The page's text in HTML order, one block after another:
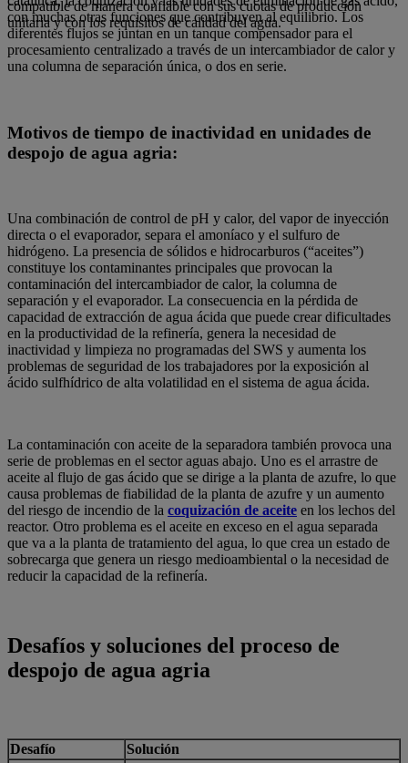
compatible de manera confiable con sus cuotas de producción
unitaria y con los requisitos de calidad del agua.
con muchas otras funciones que contribuyen al equilibrio. Los
diferentes flujos se juntan en un tanque compensador para el
procesamiento centralizado a través de un intercambiador de calor y
una columna de separación única, o dos en serie.
Motivos de tiempo de inactividad en unidades de
despojo de agua agria:
Una combinación de control de pH y calor, del vapor de inyección
directa o el evaporador, separa el amoníaco y el sulfuro de
hidrógeno. La presencia de sólidos e hidrocarburos (“aceites”)
constituye los contaminantes principales que provocan la
contaminación del intercambiador de calor, la columna de
separación y el evaporador. La consecuencia en la pérdida de
capacidad de extracción de agua ácida que puede crear dificultades
en la productividad de la refinería, genera la necesidad de
inactividad y limpieza no programadas del SWS y aumenta los
problemas de seguridad de los trabajadores por la exposición al
ácido sulfhídrico de alta volatilidad en el sistema de agua ácida.
La contaminación con aceite de la separadora también provoca una
serie de problemas en el sector aguas abajo. Uno es el arrastre de
aceite al flujo de gas ácido que se dirige a la planta de azufre, lo que
causa problemas de fiabilidad de la planta de azufre y un aumento
del riesgo de incendio de la coquización de aceite en los lechos del
reactor. Otro problema es el aceite en exceso en el agua separada
que va a la planta de tratamiento del agua, lo que crea un estado de
sobrecarga que genera un riesgo medioambiental o la necesidad de
reducir la capacidad de la refinería.
Desafíos y soluciones del proceso de
despojo de agua agria
Desafío Solución